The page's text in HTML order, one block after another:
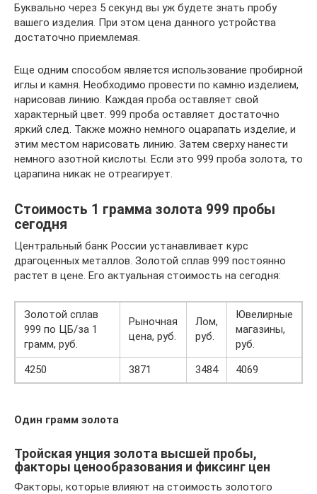
Буквально через 5 секунд вы уж будете знать пробу
вашего изделия. При этом цена данного устройства
достаточно приемлемая.
Еще одним способом является использование пробирной
иглы и камня. Необходимо провести по камню изделием,
нарисовав линию. Каждая проба оставляет свой
характерный цвет. 999 проба оставляет достаточно
яркий след. Также можно немного оцарапать изделие, и
этим местом нарисовать линию. Затем сверху нанести
немного азотной кислоты. Если это 999 проба золота, то
царапина никак не отреагирует.
Стоимость 1 грамма золота 999 пробы
сегодня
Центральный банк России устанавливает курс
драгоценных металлов. Золотой сплав 999 постоянно
растет в цене. Его актуальная стоимость на сегодня:
Золотой сплав
999 по ЦБ/за 1
грамм, руб.
Рыночная
цена, руб.
Лом,
руб.
Ювелирные
магазины,
руб.
4250
3871 3484 4069
Один грамм золота
Тройская унция золота высшей пробы,
факторы ценообразования и фиксинг цен
Факторы, которые влияют на стоимость золотого